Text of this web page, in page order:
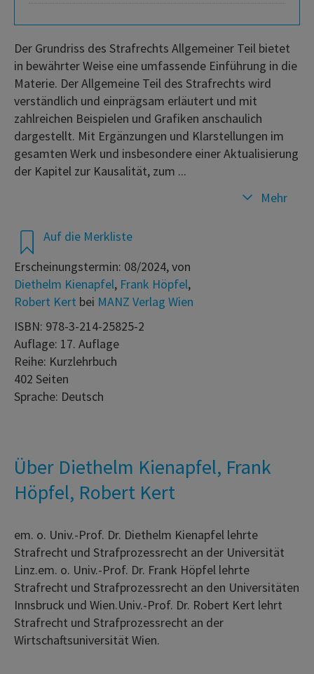
Auf die Merkliste
Erscheinungstermin: 08/2024, von
Diethelm Kienapfel, Frank Höpfel,
Robert Kert bei MANZ Verlag Wien
ISBN: 978-3-214-25825-2
Auflage: 17. Auflage
Reihe: Kurzlehrbuch
402 Seiten
Sprache: Deutsch
Der Grundriss des Strafrechts Allgemeiner Teil bietet
in bewährter Weise eine umfassende Einführung in die
Materie. Der Allgemeine Teil des Strafrechts wird
verständlich und einprägsam erläutert und mit
zahlreichen Beispielen und Grafiken anschaulich
dargestellt. Mit Ergänzungen und Klarstellungen im
gesamten Werk und insbesondere einer Aktualisierung
der Kapitel zur Kausalität, zum ...
Mehr
Über Diethelm Kienapfel, Frank
Höpfel, Robert Kert
em. o. Univ.-Prof. Dr. Diethelm Kienapfel lehrte
Strafrecht und Strafprozessrecht an der Universität
Linz.em. o. Univ.-Prof. Dr. Frank Höpfel lehrte
Strafrecht und Strafprozessrecht an den Universitäten
Innsbruck und Wien.Univ.-Prof. Dr. Robert Kert lehrt
Strafrecht und Strafprozessrecht an der
Wirtschaftsuniversität Wien.